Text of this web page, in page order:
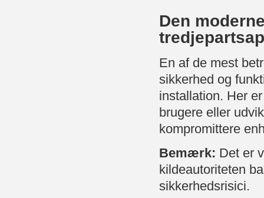
Den
En af de mest
sikkerhed og
installation. Her
brugere eller
kompromittere
Bemærk: Det er
kildeautoriteten
sikkerhedsrisici.